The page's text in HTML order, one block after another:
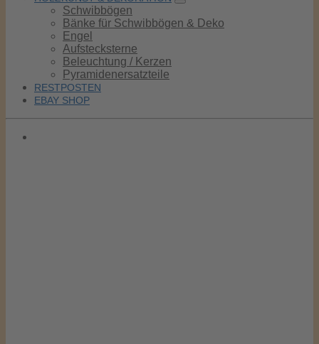
Schwibbögen
Bänke für Schwibbögen & Deko
Engel
Aufstecksterne
Beleuchtung / Kerzen
Pyramidenersatzteile
RESTPOSTEN
EBAY SHOP